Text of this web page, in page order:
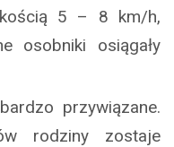
5 – 8 km/h,
osobniki osiągały
przywiązane.
rodziny zostaje